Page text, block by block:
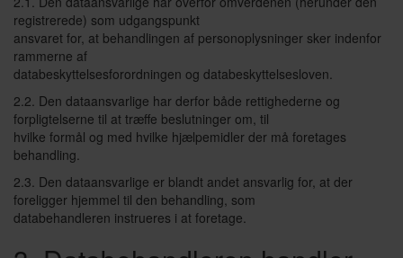
registrerede) som udgangspunkt
ansvaret for, at behandlingen af personoplysninger sker indenfor
rammerne af
databeskyttelsesforordningen og databeskyttelsesloven.
2.2. Den dataansvarlige har derfor både rettighederne og
forpligtelserne til at træffe beslutninger om, til
hvilke formål og med hvilke hjælpemidler der må foretages
behandling.
2.3. Den dataansvarlige er blandt andet ansvarlig for, at der
foreligger hjemmel til den behandling, som
databehandleren instrueres i at foretage.